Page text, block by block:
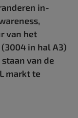
in-
van het
in hal A3)
van de
markt te